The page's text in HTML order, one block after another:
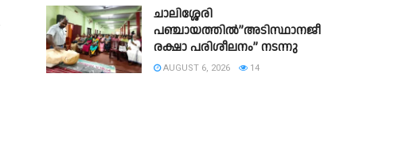
ചാലിശ്ശേരി
പഞ്ചായത്തിൽ”അടിസ്ഥാനജീവൻ
രക്ഷാ പരിശീലനം” നടന്നു
AUGUST 6, 2026 14